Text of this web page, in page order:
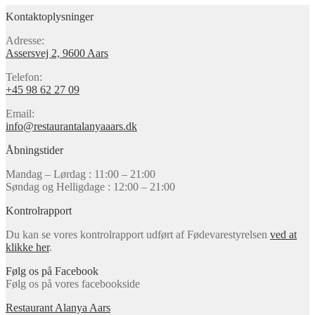
Kontaktoplysninger
Adresse:
Assersvej 2, 9600 Aars
Telefon:
+45 98 62 27 09
Email:
info@restaurantalanyaaars.dk
Åbningstider
Mandag – Lørdag : 11:00 – 21:00
Søndag og Helligdage : 12:00 – 21:00
Kontrolrapport
Du kan se vores kontrolrapport udført af Fødevarestyrelsen ved at
klikke her.
Følg os på Facebook
Følg os på vores facebookside
Restaurant Alanya Aars